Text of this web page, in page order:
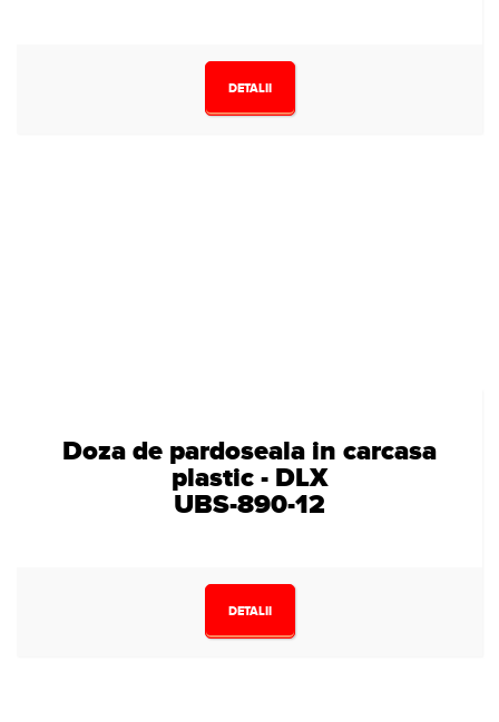
DETALII
Doza de pardoseala in carcasa
plastic - DLX
UBS-890-12
DETALII